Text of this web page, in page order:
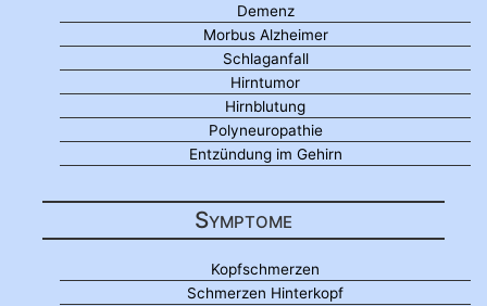
Demenz
Morbus Alzheimer
Schlaganfall
Hirntumor
Hirnblutung
Polyneuropathie
Entzündung im Gehirn
Symptome
Kopfschmerzen
Schmerzen Hinterkopf